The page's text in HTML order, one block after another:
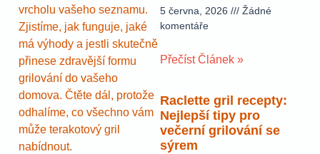
vrcholu vašeho seznamu.
Zjistíme, jak funguje, jaké
má výhody a jestli skutečně
přinese zdravější formu
grilování do vašeho
domova. Čtěte dál, protože
odhalíme, co všechno vám
může terakotový gril
nabídnout.
5 června, 2026
Žádné
komentáře
Přečíst Článek »
Raclette gril recepty:
Nejlepší tipy pro
večerní grilování se
sýrem